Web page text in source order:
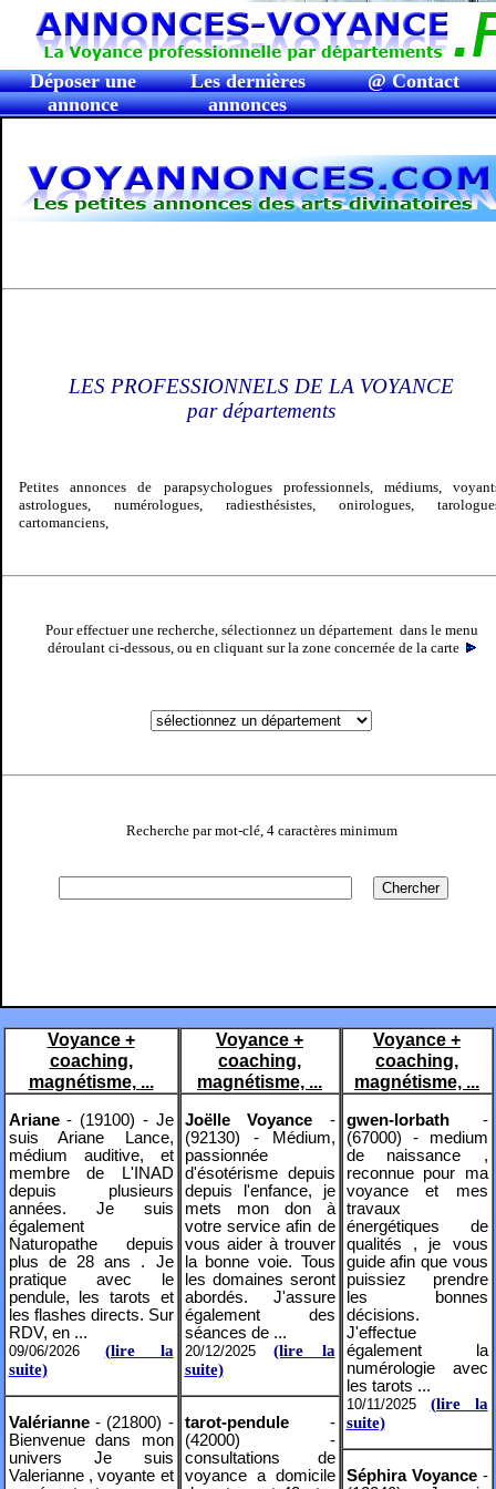
Déposer une
annonce
Les dernières
annonces
@ Contact
LES PROFESSIONNELS DE LA VOYANCE
par départements
Petites annonces de parapsychologues professionnels, médiums,
astrologues, numérologues, radiesthésistes, onirologues,
cartomanciens,
Pour effectuer une recherche, sélectionnez un département dans le menu
déroulant ci-dessous, ou en cliquant sur la zone concernée de la carte
Recherche par mot-clé, 4 caractères minimum
Voyance +
coaching,
magnétisme, ...
Ariane- (19100) - Je
suis Ariane Lance,
médium auditive, et
membre de L'INAD
depuis plusieurs
années. Je suis
également
Naturopathe depuis
plus de 28 ans . Je
pratique avec le
pendule, les tarots et
les flashes directs. Sur
RDV, en ...
09/06/2026 (lire la
suite)
Valérianne- (21800) -
Bienvenue dans mon
univers Je suis
Valerianne , voyante et
Voyance +
coaching,
magnétisme, ...
Joëlle Voyance -
(92130) - Médium,
passionnée
d'ésotérisme depuis
depuis l'enfance, je
mets mon don à
votre service afin de
vous aider à trouver
la bonne voie. Tous
les domaines seront
abordés. J'assure
également des
séances de ...
20/12/2025 (lire la
suite)
tarot-pendule-
(42000) -
consultations de
voyance a domicile
Voyance +
coaching,
magnétisme, ...
gwen-lorbath-
(67000) - medium
de naissance ,
reconnue pour ma
voyance et mes
travaux
énergétiques de
qualités , je vous
guide afin que vous
puissiez prendre
les bonnes
décisions.
J'effectue
également la
numérologie avec
les tarots ...
10/11/2025 (lire la
suite)
Séphira Voyance-